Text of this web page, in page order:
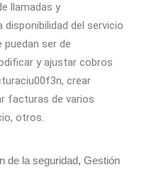
llamadas y
del servicio
ser de
y ajustar cobros
crear
facturas de varios
otros.
de la seguridad, Gestión